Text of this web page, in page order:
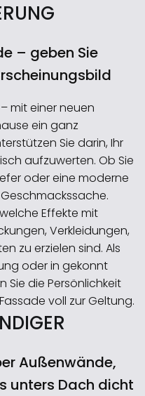
– geben Sie
mit einer neuen
ein ganz
Sie darin, Ihr
aufzuwerten. Ob Sie
oder eine moderne
Effekte mit
Verkleidungen,
zu erzielen sind. Als
oder in gekonnt
Sie die Persönlichkeit
voll zur Geltung.
Außenwände,
unters Dach dicht